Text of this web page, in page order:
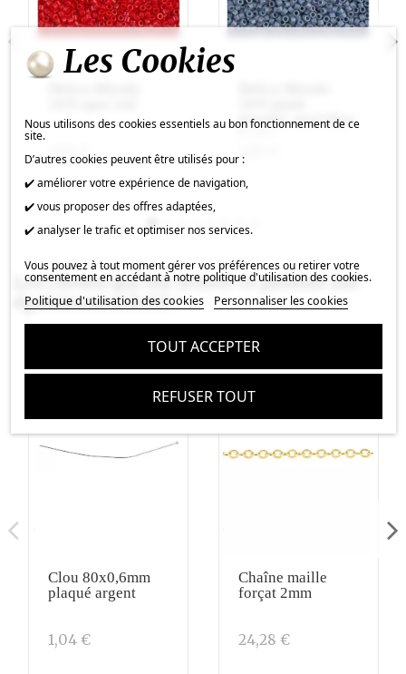
3,46 €
metallic steel blue
Les clients qui ont acheté ce produit ont
également acheté :
Clou 80x0,6mm
plaqué argent
1,04 €
Chaîne maille
forçat 2mm
24,28 €
Les Cookies
Nous utilisons des cookies essentiels au bon fonctionnement de ce
site.
D’autres cookies peuvent être utilisés pour :
✔️ améliorer votre expérience de navigation,
✔️ vous proposer des offres adaptées,
✔️ analyser le trafic et optimiser nos services.
Vous pouvez à tout moment gérer vos préférences ou retirer votre
consentement en accédant à notre politique d'utilisation des cookies.
Politique d'utilisation des cookies
Personnaliser les cookies
REFUSER TOUT
TOUT ACCEPTER